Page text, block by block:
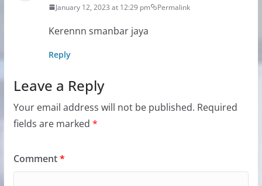
January 12, 2023 at 12:29 pm Permalink
Kerennn smanbar jaya
Reply
Leave a Reply
Your email address will not be published. Required
fields are marked *
Comment*